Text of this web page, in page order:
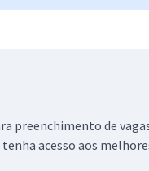
preenchimento de
tenha acesso aos